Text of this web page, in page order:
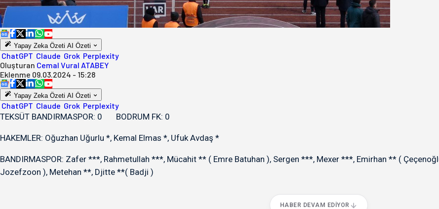
Yapay Zeka Özeti AI Özeti
ChatGPT Claude Grok Perplexity
Oluşturan Cemal Vural ATABEY
Eklenme 09.03.2024 - 15:28
Yapay Zeka Özeti AI Özeti
ChatGPT Claude Grok Perplexity
TEKSÜT BANDIRMASPOR: 0 BODRUM FK: 0
HAKEMLER: Oğuzhan Uğurlu *, Kemal Elmas *, Ufuk Avdaş *
BANDIRMASPOR: Zafer ***, Rahmetullah ***, Mücahit ** ( Emre Batuhan ), Sergen ***, Mexer ***, Emirhan ** (
Jozefzoon ), Metehan **, Djitte **( Badji )
HABER DEVAM EDIYOR